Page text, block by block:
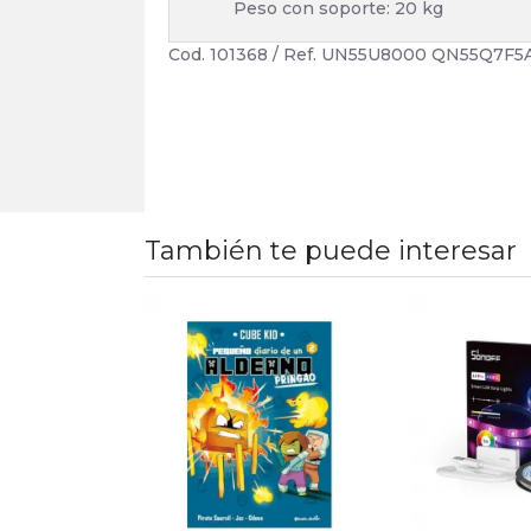
Peso con soporte: 20 kg
Cod. 101368 / Ref. UN55U8000
También te puede interesar